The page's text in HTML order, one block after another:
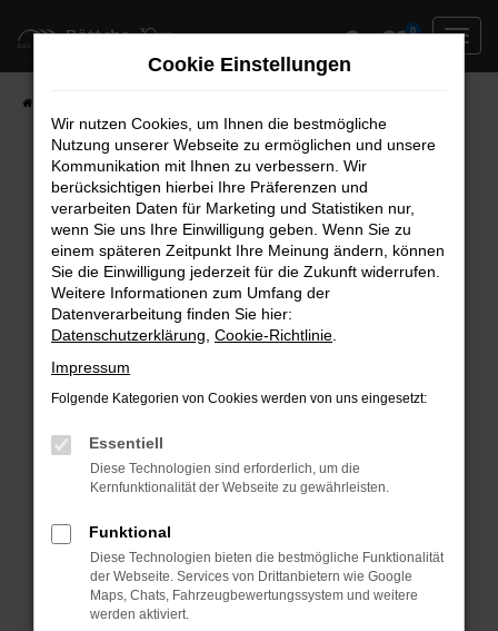
Zum
springen
0
Fehler: Network Error
Beim Laden ist ein Fehler aufgetreten.
Hier sind ein paar Tipps, die dir helfen können:
Überprüfe deine Firewall und deine
Internetverbindung.
Laden andere Webseiten, zum Beispiel deine
Manche Erweiterungen, wie Werbeblocker,
können das Laden bestimmter Seiten
verhindern. Funktioniert die Seite in einem
Fenster?
Starte dein Gerät neu.
Das kann manchmal helfen, vorübergehende
Probleme zu beheben.
Cookie Einstellungen
Wir nutzen Cookies, um Ihnen die bestmögliche
Nutzung unserer Webseite zu ermöglichen und unsere
Kommunikation mit Ihnen zu verbessern. Wir
berücksichtigen hierbei Ihre Präferenzen und
verarbeiten Daten für Marketing und Statistiken nur,
wenn Sie uns Ihre Einwilligung geben. Wenn Sie zu
einem späteren Zeitpunkt Ihre Meinung ändern, können
Sie die Einwilligung jederzeit für die Zukunft widerrufen.
Weitere Informationen zum Umfang der
Datenverarbeitung finden Sie hier:
Datenschutzerklärung Cookie-Richtlinie
Impressum
Folgende Kategorien von Cookies werden von uns eingesetzt:
Essentiell
Diese Technologien sind erforderlich, um die
Kernfunktionalität der Webseite zu gewährleisten.
Funktional
Diese Technologien bieten die bestmögliche Funktionalität
der Webseite. Services von Drittanbietern wie Google
Maps, Chats, Fahrzeugbewertungssystem und weitere
werden aktiviert.